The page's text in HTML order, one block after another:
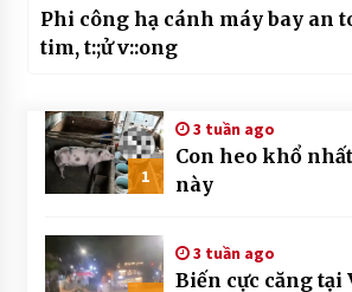
Phi công hạ cánh máy bay an
tim, t:;ử v::ong
1
3 tuần ago
Con heo khổ
này
3 tuần ago
Biến cực căng tại